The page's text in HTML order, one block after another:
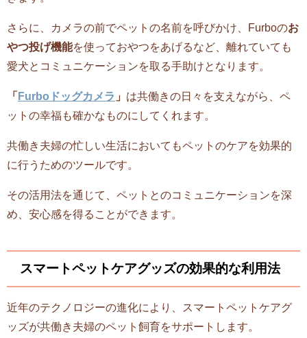
さらに、カメラの前でペットの名前を呼びかけ、Furboのお
やつ投げ機能を使っておやつをあげるなど、離れていても
愛犬とコミュニケーションを取る手助けとなります。
「 Furboドッグカメラ 」 は共働きの日々を支えながら、ペ
ットの幸福も確かなものにしてくれます。
共働き夫婦の忙しい生活においてもペットのケアを効果的
に行うためのツールです。
その活用法を通じて、ペットとのコミュニケーションを深
め、安心感を得ることができます。
スマートペットケアグッズの効果的な利用法
近年のテクノロジーの進化により、スマートペットケアグ
ッズが共働き夫婦のペット飼育をサポートします。